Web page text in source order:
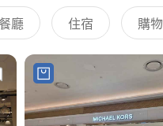
餐廳 住宿 購物